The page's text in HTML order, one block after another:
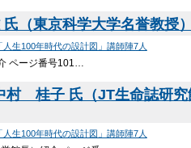
（東京科学大学名誉教授
人生100年時代の設計図」講師陣7人
ページ番号101…
村 桂子 氏（JT生命誌研
人生100年時代の設計図」講師陣7人